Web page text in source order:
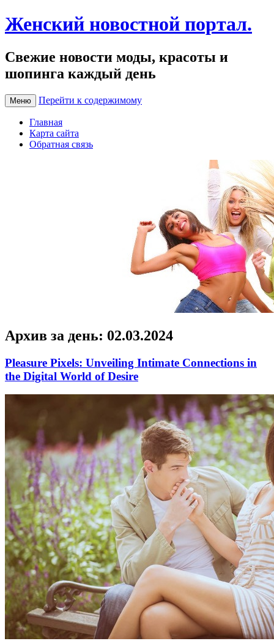
Женский новостной портал.
Свежие новости моды, красоты и
шопинга каждый день
Меню Перейти к содержимому
Главная
Карта сайта
Обратная связь
Архив за день: 02.03.2024
Pleasure Pixels: Unveiling Intimate Connections in
the Digital World of Desire